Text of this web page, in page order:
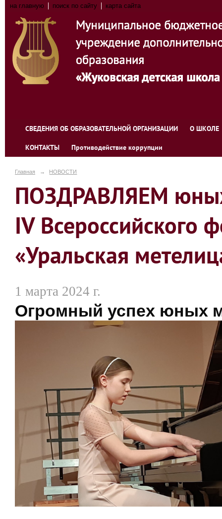
на главную поиск по сайту карта сайта
СВЕДЕНИЯ ОБ ОБРАЗОВАТЕЛЬНОЙ ОРГАНИЗАЦИИ О ШКОЛЕ
КОНТАКТЫ Противодействие коррупции
Главная → НОВОСТИ
ПОЗДРАВЛЯЕМ юных
IV Всероссийского
«Уральская
1 марта 2024 г.
Огромный успех юных